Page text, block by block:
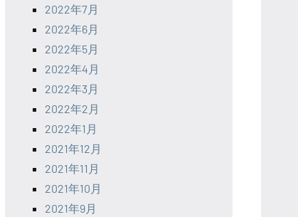
2022年7月
2022年6月
2022年5月
2022年4月
2022年3月
2022年2月
2022年1月
2021年12月
2021年11月
2021年10月
2021年9月